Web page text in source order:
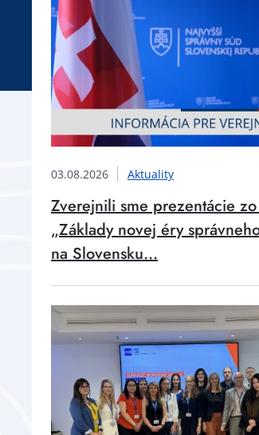
03.08.2026 Aktuality
Zverejnili sme prezentácie
„Základy novej éry
na Slovensku...